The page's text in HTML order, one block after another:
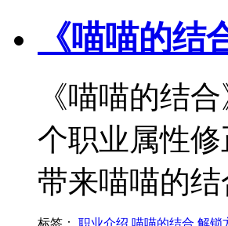
《喵喵的
《喵喵的结
个职业属性
带来喵喵的结